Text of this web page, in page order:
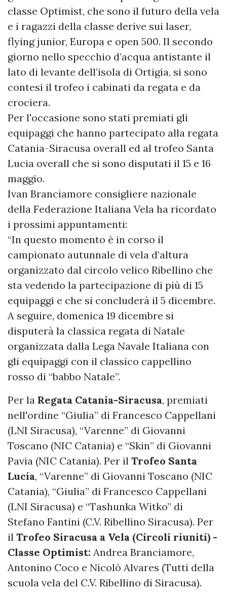
classe Optimist, che sono il futuro della vela
e i ragazzi della classe derive sui laser,
flying junior, Europa e open 500. Il secondo
giorno nello specchio d’acqua antistante il
lato di levante dell’isola di Ortigia, si sono
contesi il trofeo i cabinati da regata e da
crociera.
Per l'occasione sono stati premiati gli
equipaggi che hanno partecipato alla regata
Catania-Siracusa overall ed al trofeo Santa
Lucia overall che si sono disputati il 15 e 16
maggio.
Ivan Branciamore consigliere nazionale
della Federazione Italiana Vela ha ricordato
i prossimi appuntamenti:
“In questo momento è in corso il
campionato autunnale di vela d’altura
organizzato dal circolo velico Ribellino che
sta vedendo la partecipazione di più di 15
equipaggi e che si concluderà il 5 dicembre.
A seguire, domenica 19 dicembre si
disputerà la classica regata di Natale
organizzata dalla Lega Navale Italiana con
gli equipaggi con il classico cappellino
rosso di “babbo Natale”.
Per la Regata Catania-Siracusa, premiati
nell'ordine “Giulia” di Francesco Cappellani
(LNI Siracusa), “Varenne” di Giovanni
Toscano (NIC Catania) e “Skin” di Giovanni
Pavia (NIC Catania). Per il Trofeo Santa
Lucia, “Varenne” di Giovanni Toscano (NIC
Catania), “Giulia” di Francesco Cappellani
(LNI Siracusa) e “Tashunka Witko” di
Stefano Fantini (C.V. Ribellino Siracusa). Per
il Trofeo Siracusa a Vela (Circoli riuniti) -
Classe Optimist: Andrea Branciamore,
Antonino Coco e Nicolò Alvares (Tutti della
scuola vela del C.V. Ribellino di Siracusa).